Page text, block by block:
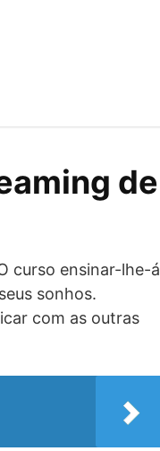
de
curso ensinar-lhe-á
sonhos.
com as outras